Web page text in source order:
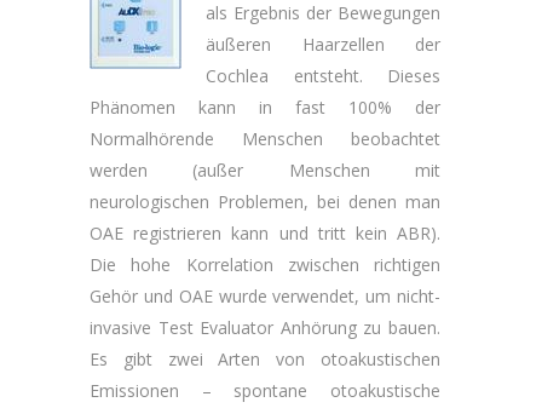
als Ergebnis der Bewegungen
äußeren Haarzellen der
Cochlea entsteht. Dieses
Phänomen kann in fast 100% der
Normalhörende Menschen beobachtet
werden (außer Menschen mit
neurologischen Problemen, bei denen man
OAE registrieren kann und tritt kein ABR).
Die hohe Korrelation zwischen richtigen
Gehör und OAE wurde verwendet, um nicht-
invasive Test Evaluator Anhörung zu bauen.
Es gibt zwei Arten von otoakustischen
Emissionen – spontane otoakustische